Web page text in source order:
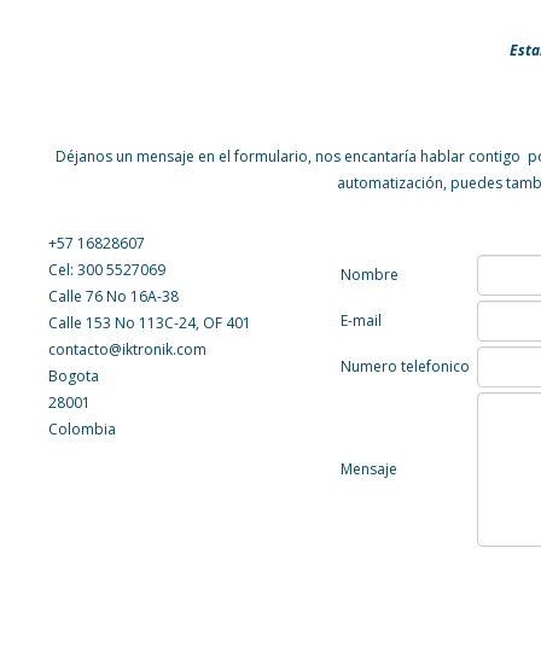
Déjanos un mensaje en el formulario, nos encantaría hablar contigo
automatización, puedes
+57 16828607
Cel: 300 5527069
Calle 76 No 16A-38
Calle 153 No 113C-24, OF 401
contacto@iktronik.com
Bogota
28001
Colombia
Nombre
E-mail
Numero telefonico
Mensaje